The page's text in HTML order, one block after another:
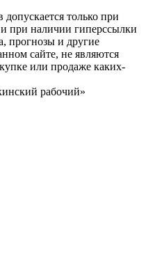
только при
при наличии гиперссылки
прогнозы и другие
сайте, не являются
или продаже каких-
рабочий»